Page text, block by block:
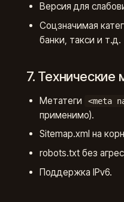
Версия для
Соцзначимая
банки, такси и т.д.
7. Технические
Метатеги <meta
применимо).
Sitemap.xml на
robots.txt без
Поддержка IPv6.